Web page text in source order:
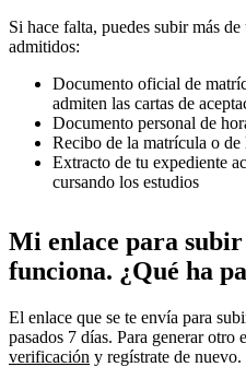
Si hace falta, puedes subir más
admitidos:
Documento oficial de
admiten las cartas de
Documento personal de
Recibo de la matrícula o de
Extracto de tu expediente
cursando los estudios
Mi enlace para
funciona. ¿Qué ha
El enlace que se te envía para
pasados 7 días. Para generar otro
verificación y regístrate de nuevo.